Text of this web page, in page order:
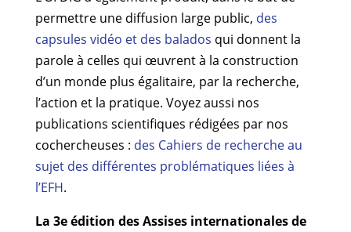
permettre une diffusion large public, des
capsules vidéo et des balados qui donnent la
parole à celles qui œuvrent à la construction
d’un monde plus égalitaire, par la recherche,
l’action et la pratique. Voyez aussi nos
publications scientifiques rédigées par nos
cochercheuses : des Cahiers de recherche au
sujet des différentes problématiques liées à
l’EFH.
La 3e édition des Assises internationales de